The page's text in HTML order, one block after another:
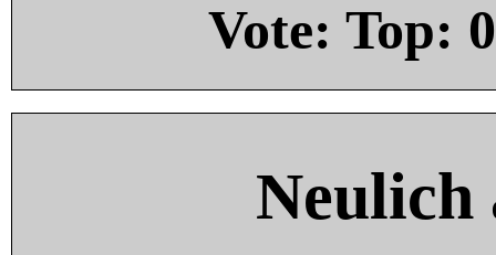
Vote: Top: 0
Neulich